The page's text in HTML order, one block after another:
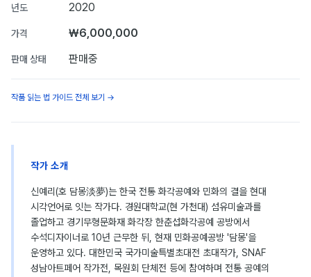
년도 2020
가격 ₩6,000,000
판매 상태 판매중
작품 읽는 법 가이드 전체 보기 →
작가 소개
신예리(호 담몽淡夢)는 한국 전통 화각공예와 민화의 결을 현대
시각언어로 잇는 작가다. 경원대학교(현 가천대) 섬유미술과를
졸업하고 경기무형문화재 화각장 한춘섭화각공예 공방에서
수석디자이너로 10년 근무한 뒤, 현재 민화공예공방 '담몽'을
운영하고 있다. 대한민국 국가미술특별초대전 초대작가, SNAF
성남아트페어 작가전, 목원회 단체전 등에 참여하며 전통 공예의